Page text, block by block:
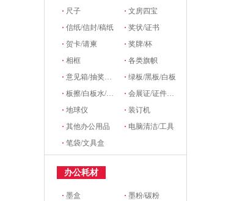
· 尺子 ·文房四宝
·信纸/信封/稿纸 ·奖状/证书
·贺卡/请柬 ·奖牌/杯
·相框 ·各类旗帜
·意见箱/抽奖箱/信件箱 ·绿板/黑板/白板
·板擦/白板水/磁粒/磁吸 ·会展证/证件卡/卡套挂绳/席位牌
·地球仪 ·装订机
·其他办公用品 · 电脑清洁/工具
·笔袋/文具盒
办公耗材
·墨盒 ·墨粉/碳粉